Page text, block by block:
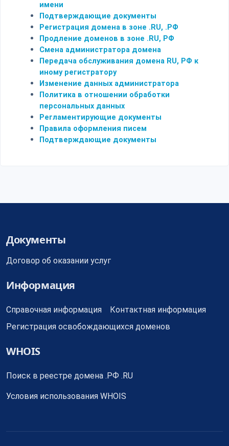
имени
Подтверждающие документы
Регистрация домена в зоне .RU, .РФ
Продление доменов в зоне .RU, РФ
Смена администратора домена
Передача обслуживания домена RU, РФ к
иному регистратору
Изменение данных администратора
Политика в отношении обработки
персональных данных
Регламентирующие документы
Правила оформления писем
Подтверждающие документы
Документы
Договор об оказании услуг
Информация
Справочная информация
Контактная информация
Регистрация освобождающихся доменов
WHOIS
Поиск в реестре домена .РФ .RU
Условия использования WHOIS